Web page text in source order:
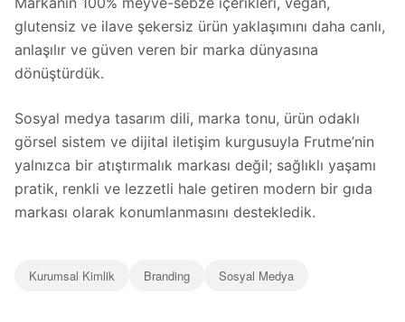
glutensiz ve ilave şekersiz ürün yaklaşımını daha canlı,
anlaşılır ve güven veren bir marka dünyasına
dönüştürdük.
Sosyal medya tasarım dili, marka tonu, ürün odaklı
görsel sistem ve dijital iletişim kurgusuyla Frutme’nin
yalnızca bir atıştırmalık markası değil; sağlıklı yaşamı
pratik, renkli ve lezzetli hale getiren modern bir gıda
markası olarak konumlanmasını destekledik.
Kurumsal Kimlik Branding Sosyal Medya